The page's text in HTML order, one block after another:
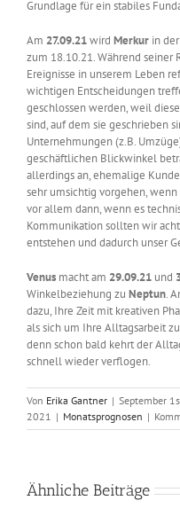
Grundlage für ein stabiles
Am 27.09.21wird Merkur in der
zum 18.10.21. Während
Ereignisse in unserem Leben
wichtigen Entscheidungen
geschlossen werden, weil
sind, auf dem sie geschrieben
Unternehmungen (z.B.
geschäftlichen Blickwinkel
allerdings an, ehemalige
sehr umsichtig vorgehen,
vor allem dann, wenn es
Kommunikation sollten wir
entstehen und dadurch unser
Venus macht am 29.09.21 und
Winkelbeziehung zu Neptun.
dazu, Ihre Zeit mit kreativen
als sich um Ihre Alltagsarbeit
denn schon bald kehrt der
schnell wieder verflogen.
Von Erika Gantner | September
2021 | Monatsprognosen |
Ähnliche Beiträge